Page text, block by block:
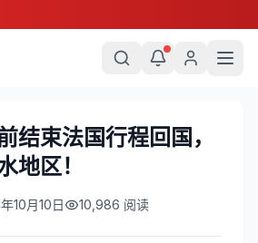
结束法国行程回国，
地区！
10月10日 10,986 阅读